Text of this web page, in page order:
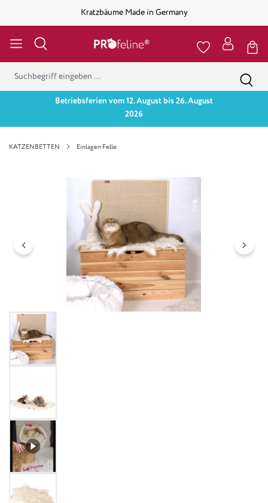
Kratzbäume Made in Germany
Betriebsferien vom 12. August bis 26. August
2026
KATZENBETTEN Einlagen Felle
Bildergalerie überspringen